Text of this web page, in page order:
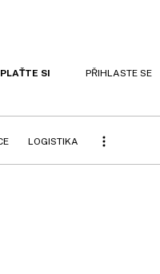
SI PŘIHLASTE SE
LOGISTIKA